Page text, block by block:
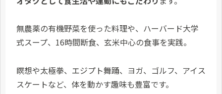
無農薬の有機野菜を使った料理や、ハーバード大学
式スープ、16時間断食、玄米中心の食事を実践。
瞑想や太極拳、エジプト舞踊、ヨガ、ゴルフ、アイス
スケートなど、体を動かす趣味も豊富です。